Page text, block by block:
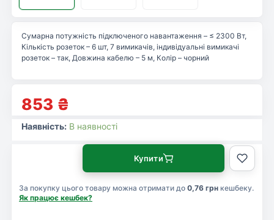
853 ₴
Сумарна потужність підключеного навантаження – ≤ 2300 Вт,
Кількість розеток – 6 шт, 7 вимикачів, індивідуальні вимикачі
розеток – так, Довжина кабелю – 5 м, Колір – чорний
Наявність: В наявності
За покупку цього товару можна отримати до 0,76 грн кешбеку.
Як працює кешбек?
Купити